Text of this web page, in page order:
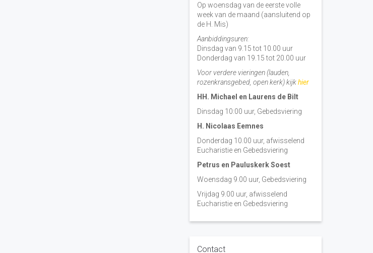
Op woensdag van de eerste volle
week van de maand (aansluitend op
de H. Mis)
Aanbiddingsuren:
Dinsdag van 9.15 tot 10.00 uur
Donderdag van 19.15 tot 20.00 uur
Voor verdere vieringen (lauden,
rozenkransgebed, open kerk) kijkhier
HH. Michael en Laurens de Bilt
Dinsdag 10:00 uur, Gebedsviering
H. Nicolaas Eemnes
Donderdag 10.00 uur, afwisselend
Eucharistie en Gebedsviering
Petrus en Pauluskerk Soest
Woensdag 9.00 uur, Gebedsviering
Vrijdag 9.00 uur, afwisselend
Eucharistie en Gebedsviering
Contact